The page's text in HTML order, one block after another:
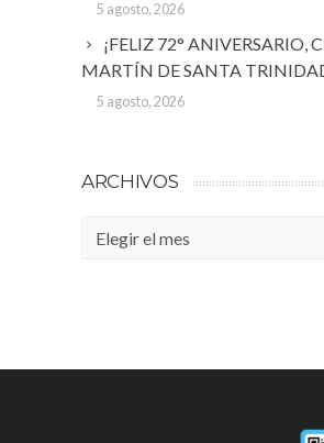
5 agosto, 2026
¡FELIZ 72° ANIVERSARIO,
MARTÍN DE SANTA
5 agosto, 2026
ARCHIVOS
Archivos